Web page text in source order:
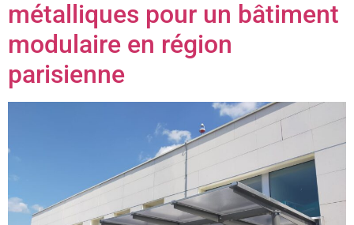
métalliques pour un bâtiment
modulaire en région
parisienne